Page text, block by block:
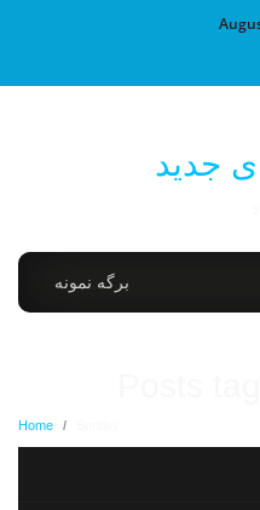
جدید
برگه نمونه
Posts
Home